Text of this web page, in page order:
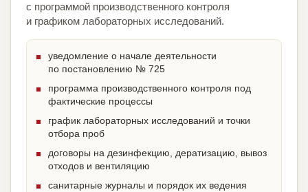
с программой производственного контроля
и графиком лабораторных исследований.
уведомление о начале деятельности
по постановлению № 725
программа производственного контроля под
фактические процессы
график лабораторных исследований и точки
отбора проб
договоры на дезинфекцию, дератизацию, вывоз
отходов и вентиляцию
санитарные журналы и порядок их ведения